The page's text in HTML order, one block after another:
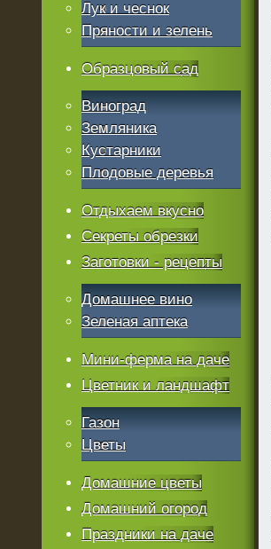
Лук и чеснок
Пряности и зелень
Образцовый сад
Виноград
Земляника
Кустарники
Плодовые деревья
Отдыхаем вкусно
Секреты обрезки
Заготовки - рецепты
Домашнее вино
Зеленая аптека
Мини-ферма на даче
Цветник и ландшафт
Газон
Цветы
Домашние цветы
Домашний огород
Праздники на даче